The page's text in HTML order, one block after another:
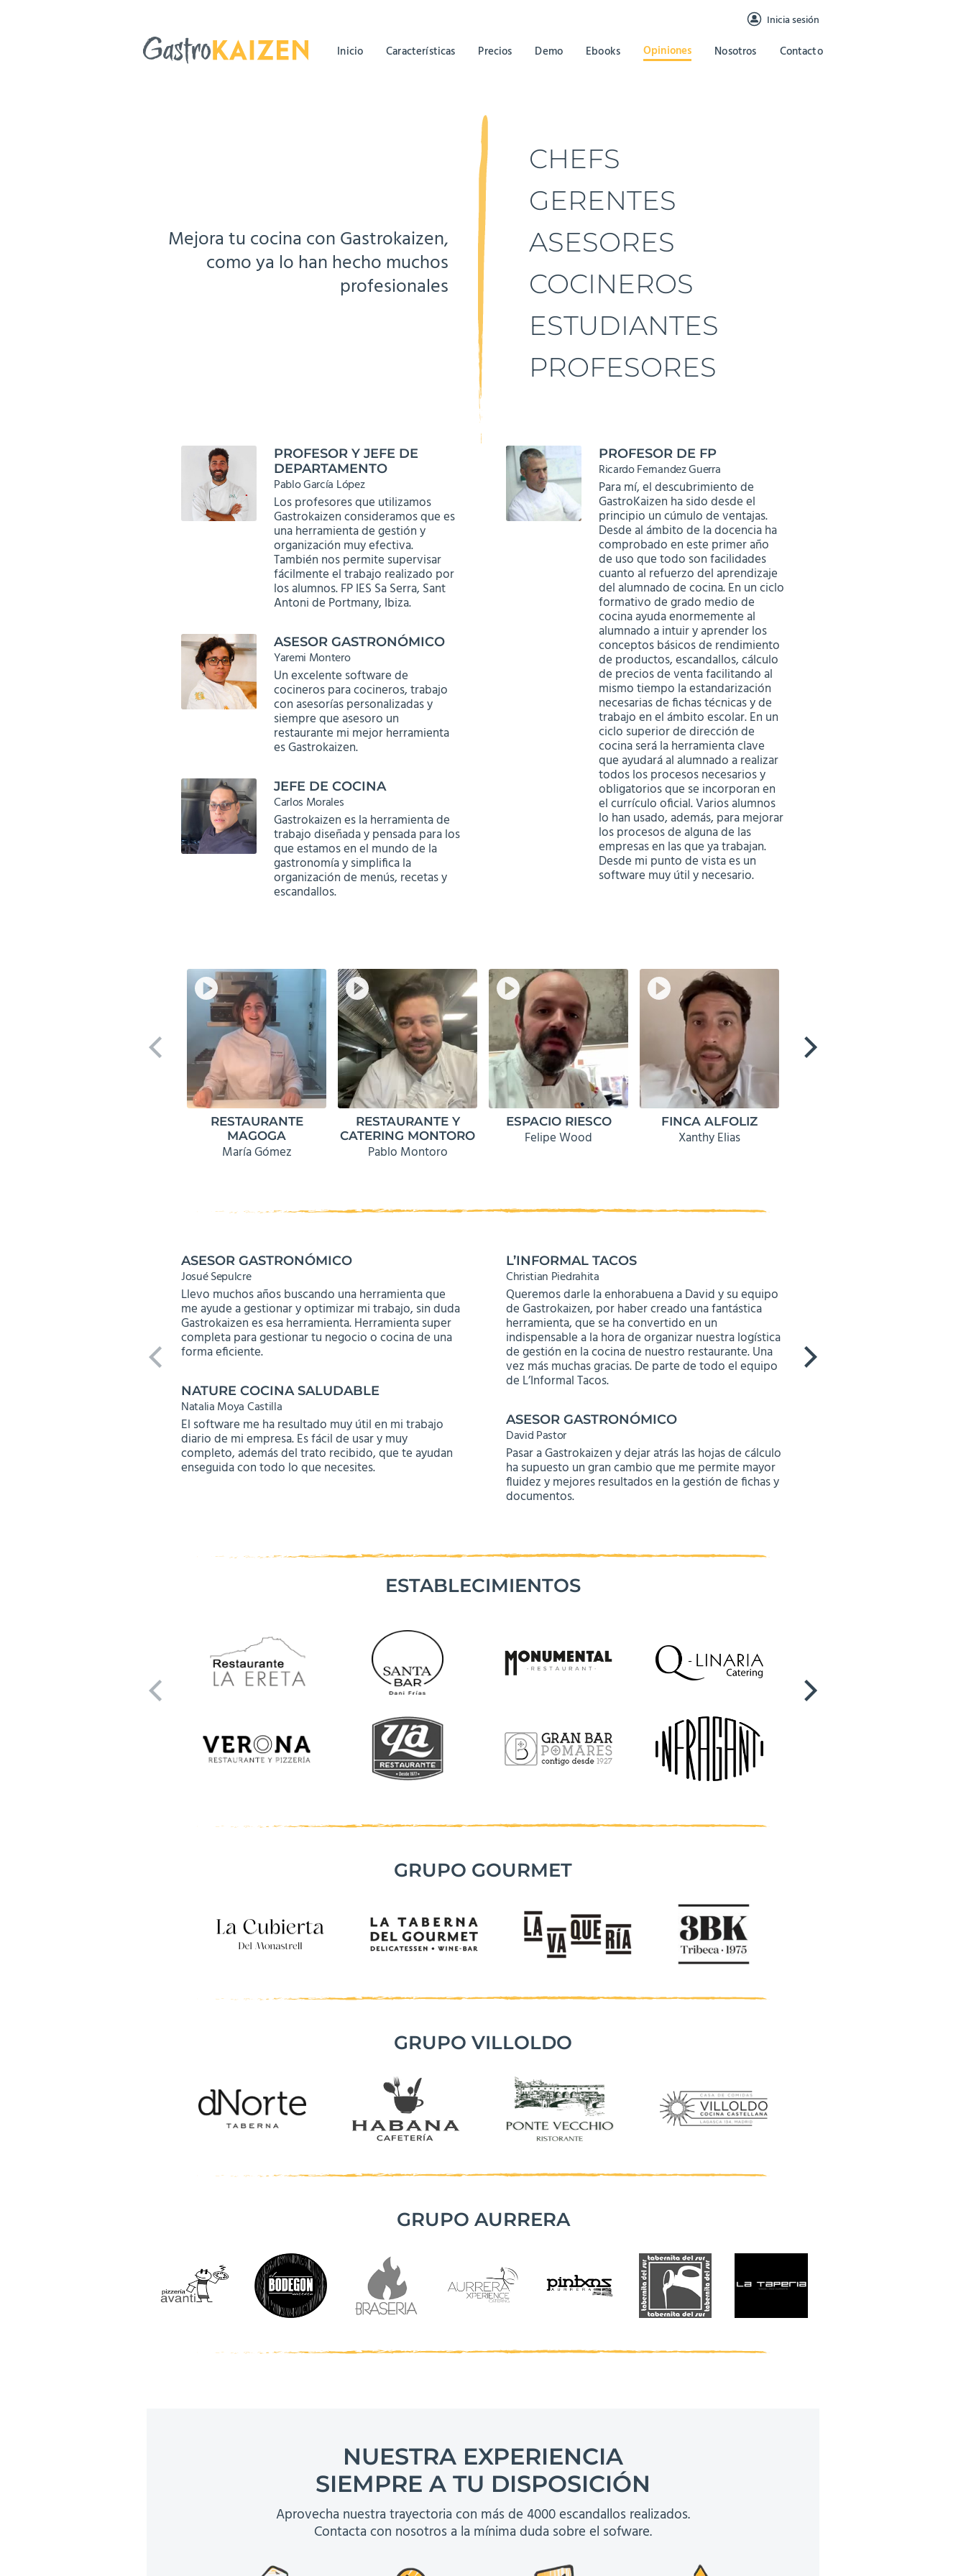
Inicia sesión
Inicio Características Precios Demo Ebooks Opiniones Nosotros Contacto
Mejora tu cocina con Gastrokaizen,
como ya lo han hecho muchos
profesionales
CHEFS
GERENTES
ASESORES
COCINEROS
ESTUDIANTES
PROFESORES
PROFESOR Y JEFE DE
DEPARTAMENTO
Pablo García López
Los profesores que utilizamos
Gastrokaizen consideramos que es
una herramienta de gestión y
organización muy efectiva.
También nos permite supervisar
fácilmente el trabajo realizado por
los alumnos. FP IES Sa Serra, Sant
Antoni de Portmany, Ibiza.
ASESOR GASTRONÓMICO
Yaremi Montero
Un excelente software de
cocineros para cocineros, trabajo
con asesorías personalizadas y
siempre que asesoro un
restaurante mi mejor herramienta
es Gastrokaizen.
JEFE DE COCINA
Carlos Morales
Gastrokaizen es la herramienta de
trabajo diseñada y pensada para los
que estamos en el mundo de la
gastronomía y simplifica la
organización de menús, recetas y
escandallos.
PROFESOR DE FP
Ricardo Fernandez Guerra
Para mí, el descubrimiento de
GastroKaizen ha sido desde el
principio un cúmulo de ventajas.
Desde al ámbito de la docencia ha
comprobado en este primer año
de uso que todo son facilidades
cuanto al refuerzo del aprendizaje
del alumnado de cocina. En un ciclo
formativo de grado medio de
cocina ayuda enormemente al
alumnado a intuir y aprender los
conceptos básicos de rendimiento
de productos, escandallos, cálculo
de precios de venta facilitando al
mismo tiempo la estandarización
necesarias de fichas técnicas y de
trabajo en el ámbito escolar. En un
ciclo superior de dirección de
cocina será la herramienta clave
que ayudará al alumnado a realizar
todos los procesos necesarios y
obligatorios que se incorporan en
el currículo oficial. Varios alumnos
lo han usado, además, para mejorar
los procesos de alguna de las
empresas en las que ya trabajan.
Desde mi punto de vista es un
software muy útil y necesario.
RESTAURANTE
MAGOGA
María Gómez
RESTAURANTE Y
CATERING MONTORO
Pablo Montoro
ESPACIO RIESCO
Felipe Wood
FINCA ALFOLIZ
Xanthy Elias
ASESOR GASTRONÓMICO
Josué Sepulcre
Llevo muchos años buscando una herramienta que
me ayude a gestionar y optimizar mi trabajo, sin duda
Gastrokaizen es esa herramienta. Herramienta super
completa para gestionar tu negocio o cocina de una
forma eficiente.
NATURE COCINA SALUDABLE
Natalia Moya Castilla
El software me ha resultado muy útil en mi trabajo
diario de mi empresa. Es fácil de usar y muy
completo, además del trato recibido, que te ayudan
enseguida con todo lo que necesites.
L’INFORMAL TACOS
Christian Piedrahita
Queremos darle la enhorabuena a David y su equipo
de Gastrokaizen, por haber creado una fantástica
herramienta, que se ha convertido en un
indispensable a la hora de organizar nuestra logística
de gestión en la cocina de nuestro restaurante. Una
vez más muchas gracias. De parte de todo el equipo
de L’Informal Tacos.
ASESOR GASTRONÓMICO
David Pastor
Pasar a Gastrokaizen y dejar atrás las hojas de cálculo
ha supuesto un gran cambio que me permite mayor
fluidez y mejores resultados en la gestión de fichas y
documentos.
ESTABLECIMIENTOS
GRUPO GOURMET
GRUPO VILLOLDO
GRUPO AURRERA
NUESTRA EXPERIENCIA
SIEMPRE A TU DISPOSICIÓN
Aprovecha nuestra trayectoria con más de 4000 escandallos realizados.
Contacta con nosotros a la mínima duda sobre el sofware.